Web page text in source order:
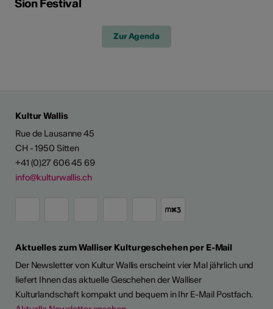
Sion Festival
Zur Agenda
Kultur Wallis
Rue de Lausanne 45
CH - 1950 Sitten
+41 (0)27 606 45 69
info@kulturwallis.ch
Aktuelles zum Walliser Kulturgeschehen per E-Mail
Der Newsletter von Kultur Wallis erscheint vier Mal jährlich und
liefert Ihnen das aktuelle Geschehen der Walliser
Kulturlandschaft kompakt und bequem in Ihr E-Mail Postfach.